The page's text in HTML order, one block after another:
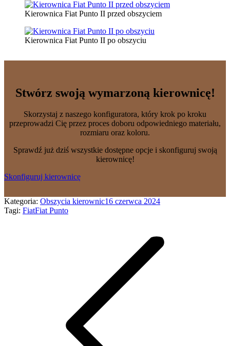
Kierownica Fiat Punto II przed obszyciem
Kierownica Fiat Punto II po obszyciu
Stwórz swoją wymarzoną kierownicę!
Skorzystaj z naszego konfiguratora, który krok po kroku
przeprowadzi Cię przez proces doboru odpowiedniego materiału,
rozmiaru oraz koloru.
Sprawdź już dziś wszystkie dostępne opcje i skonfiguruj swoją
kierownicę!
Skonfiguruj kierownicę
Kategoria: Obszycia kierownic16 czerwca 2024
Tagi: FiatFiat Punto